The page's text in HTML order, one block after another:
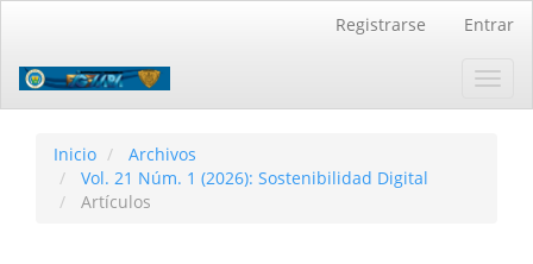
principal
Barra
Registrarse Entrar
Inicio
Archivos
Vol. 21 Núm. 1 (2026): Sostenibilidad Digital
Artículos